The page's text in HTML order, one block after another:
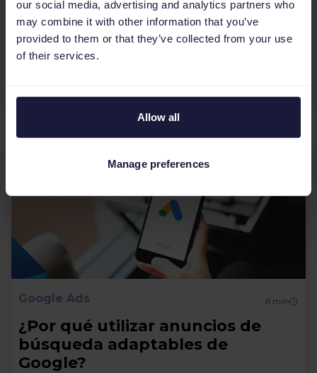
our social media, advertising and analytics partners who
may combine it with other information that you’ve
provided to them or that they’ve collected from your use
of their services.
Allow all
Manage preferences
El Quality Score o nivel de calidad es una métrica
que se utiliza para calcular el ranking de tus
anuncios de Google Ads. Es una estimación de la
Google Ads 6min
¿Por qué utilizar anuncios de
búsqueda adaptables de
Google?